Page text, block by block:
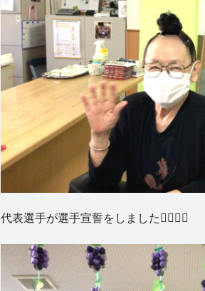
代表選手が選手宣誓をしました🙋‍♂️🙋‍♀️